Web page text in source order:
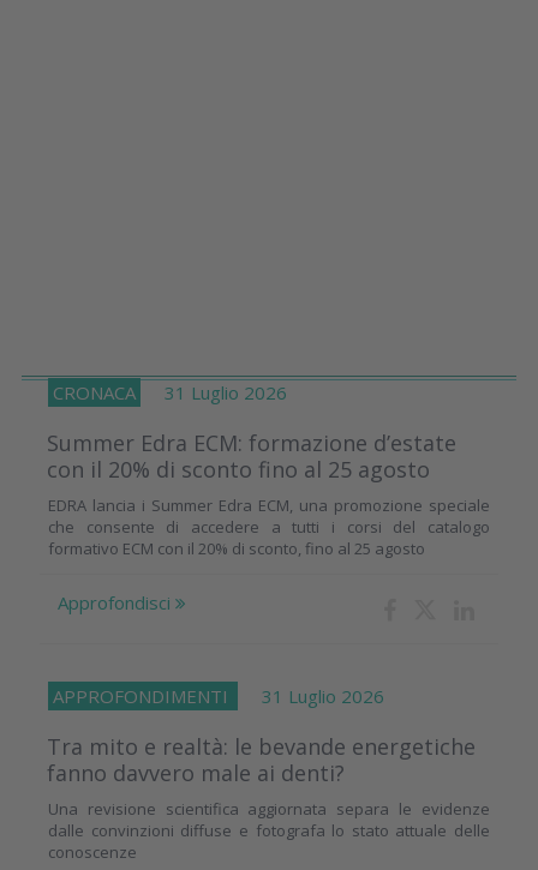
CRONACA 31 Luglio 2026
Summer Edra ECM: formazione d’estate
con il 20% di sconto fino al 25 agosto
EDRA lancia i Summer Edra ECM, una promozione speciale
che consente di accedere a tutti i corsi del catalogo
formativo ECM con il 20% di sconto, fino al 25 agosto
Approfondisci
APPROFONDIMENTI 31 Luglio 2026
Tra mito e realtà: le bevande energetiche
fanno davvero male ai denti?
Una revisione scientifica aggiornata separa le evidenze
dalle convinzioni diffuse e fotografa lo stato attuale delle
conoscenze